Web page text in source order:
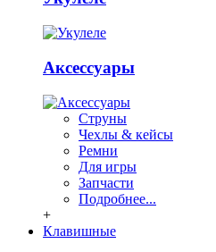
Аксессуары
Струны
Чехлы & кейсы
Ремни
Для игры
Запчасти
Подробнее...
+
Клавишные